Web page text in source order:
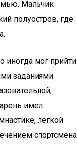
Мальчик
полуостров, где
иногда мог прийти
заданиями.
имел
лёгкой
спортсмена